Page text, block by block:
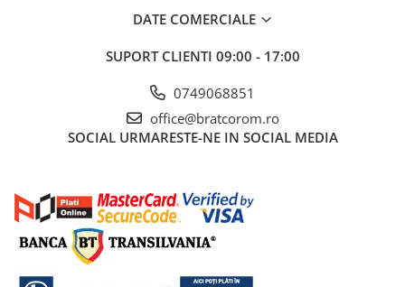
DATE COMERCIALE
SUPORT CLIENTI 09:00 - 17:00
0749068851
office@bratcorom.ro
SOCIAL URMARESTE-NE IN SOCIAL MEDIA